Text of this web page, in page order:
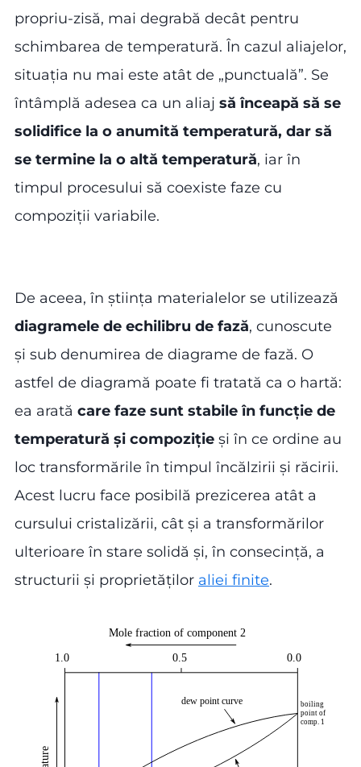
propriu-zisă, mai degrabă decât pentru
schimbarea de temperatură. În cazul aliajelor,
situația nu mai este atât de „punctuală”. Se
întâmplă adesea ca un aliaj să înceapă să se
solidifice la o anumită temperatură, dar să
se termine la o altă temperatură, iar în
timpul procesului să coexiste faze cu
compoziții variabile.
De aceea, în știința materialelor se utilizează
diagramele de echilibru de fază, cunoscute
și sub denumirea de diagrame de fază. O
astfel de diagramă poate fi tratată ca o hartă:
ea arată care faze sunt stabile în funcție de
temperatură și compoziție și în ce ordine au
loc transformările în timpul încălzirii și răcirii.
Acest lucru face posibilă prezicerea atât a
cursului cristalizării, cât și a transformărilor
ulterioare în stare solidă și, în consecință, a
structurii și proprietăților aliei finite.